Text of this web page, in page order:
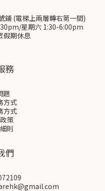
鋪 (電梯上兩層轉右第一間)
星期六 1:30-6:00pm
假期休息
務
題
方式
方式
策
則
們